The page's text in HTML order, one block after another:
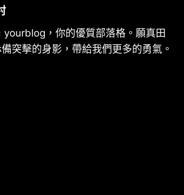
，你的優質部落格。願真田
突擊的身影，帶給我們更多的勇氣。